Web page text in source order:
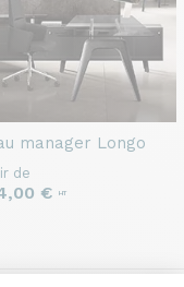
manager Longo
de
€ HT